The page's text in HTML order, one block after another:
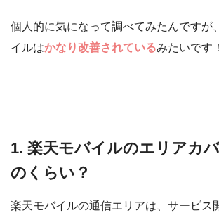
個人的に気になって調べてみたんですが
イルはかなり改善されているみたいです！
1. 楽天モバイルのエリアカ
のくらい？
楽天モバイルの通信エリアは、サービス